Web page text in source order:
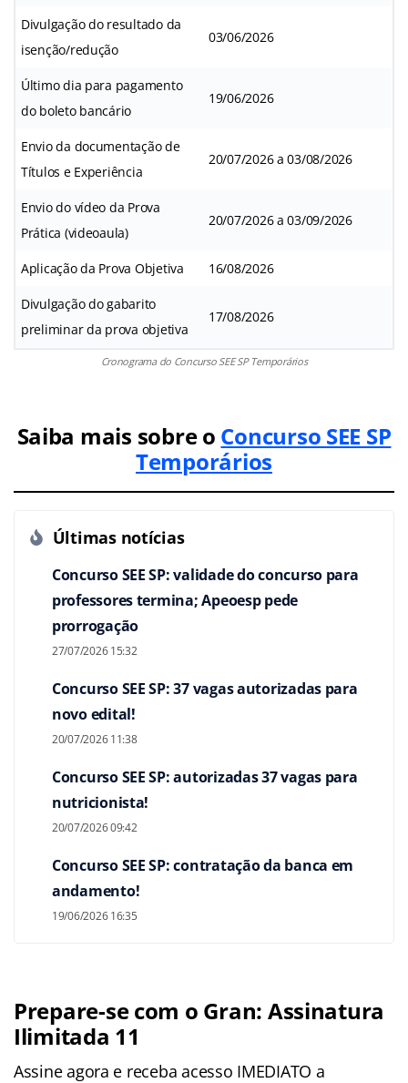
Divulgação do resultado da
isenção/redução
03/06/2026
Último dia para pagamento
do boleto bancário
19/06/2026
Envio da documentação de
Títulos e Experiência
20/07/2026 a 03/08/2026
Envio do vídeo da Prova
Prática (videoaula)
20/07/2026 a 03/09/2026
Aplicação da Prova Objetiva 16/08/2026
Divulgação do gabarito
preliminar da prova objetiva
17/08/2026
Cronograma do Concurso SEE SP Temporários
Saiba mais sobre o Concurso SEE SP
Temporários
Últimas notícias
Concurso SEE SP: validade do concurso para
professores termina; Apeoesp pede
prorrogação
27/07/2026 15:32
Concurso SEE SP: 37 vagas autorizadas para
novo edital!
20/07/2026 11:38
Concurso SEE SP: autorizadas 37 vagas para
nutricionista!
20/07/2026 09:42
Concurso SEE SP: contratação da banca em
andamento!
19/06/2026 16:35
Prepare-se com o Gran: Assinatura
Ilimitada 11
Assine agora e receba acesso IMEDIATO a